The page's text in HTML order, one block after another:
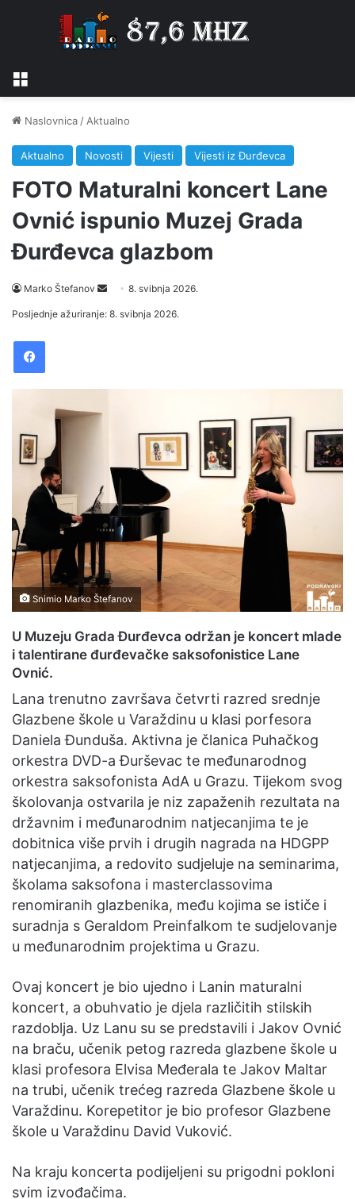
Naslovnica / Aktualno
Aktualno Novosti Vijesti Vijesti iz Đurđevca
FOTO Maturalni koncert Lane
Ovnić ispunio Muzej Grada
Đurđevca glazbom
Marko Štefanov
e
8. svibnja 2026.
Posljednje ažuriranje: 8. svibnja 2026.
Snimio Marko Štefanov
U Muzeju Grada Đurđevca održan je koncert mlade
i talentirane đurđevačke saksofonistice Lane
Ovnić.
Lana trenutno završava četvrti razred srednje
Glazbene škole u Varaždinu u klasi porfesora
Daniela Đunduša. Aktivna je članica Puhačkog
orkestra DVD-a Đurševac te međunarodnog
orkestra saksofonista AdA u Grazu. Tijekom svog
školovanja ostvarila je niz zapaženih rezultata na
državnim i međunarodnim natjecanjima te je
dobitnica više prvih i drugih nagrada na HDGPP
natjecanjima, a redovito sudjeluje na seminarima,
školama saksofona i masterclassovima
renomiranih glazbenika, među kojima se ističe i
suradnja s Geraldom Preinfalkom te sudjelovanje
u međunarodnim projektima u Grazu.
Ovaj koncert je bio ujedno i Lanin maturalni
koncert, a obuhvatio je djela različitih stilskih
razdoblja. Uz Lanu su se predstavili i Jakov Ovnić
na braču, učenik petog razreda glazbene škole u
klasi profesora Elvisa Međerala te Jakov Maltar
na trubi, učenik trećeg razreda Glazbene škole u
Varaždinu. Korepetitor je bio profesor Glazbene
škole u Varaždinu David Vuković.
Na kraju koncerta podijeljeni su prigodni pokloni
svim izvođačima.